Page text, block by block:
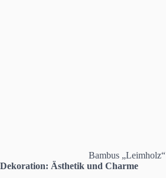
Bambus „Leimholz“
Dekoration: Ästhetik und Charme